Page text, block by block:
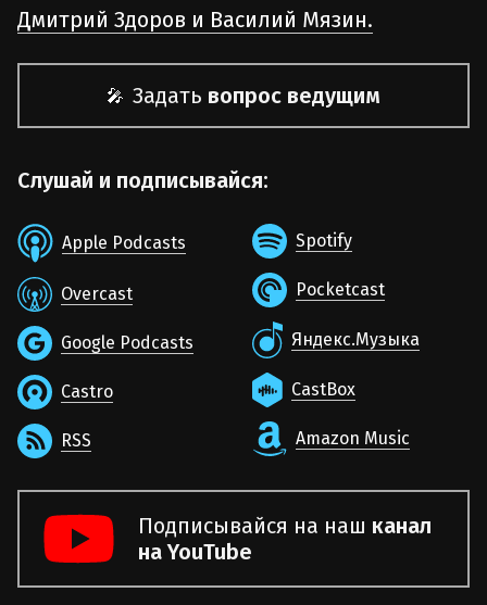
Дмитрий Здоров и Василий Мязин.
🎤 Задать вопрос ведущим
Слушай и подписывайся:
Apple Podcasts
Overcast
Google Podcasts
Castro
RSS
Spotify
Pocketcast
Яндекс.Музыка
CastBox
Amazon Music
Подписывайся на наш канал
на YouTube